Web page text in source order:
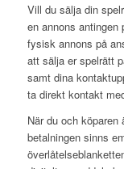
Vill du sälja din
en annons antingen
fysisk annons på
att sälja er spelrätt
samt dina
ta direkt kontakt
När du och
betalningen sinns